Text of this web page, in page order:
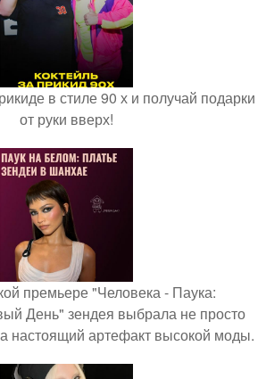
в стиле 90 х и получай подарки
от руки вверх!
премьере "Человека - Паука:
День" зендея выбрала не просто
настоящий артефакт высокой моды.